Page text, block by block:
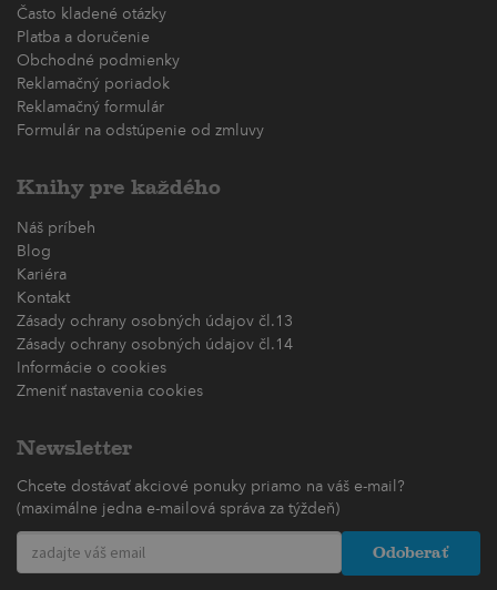
Často kladené otázky
Platba a doručenie
Obchodné podmienky
Reklamačný poriadok
Reklamačný formulár
Formulár na odstúpenie od zmluvy
Knihy pre každého
Náš príbeh
Blog
Kariéra
Kontakt
Zásady ochrany osobných údajov čl.13
Zásady ochrany osobných údajov čl.14
Informácie o cookies
Zmeniť nastavenia cookies
Newsletter
Chcete dostávať akciové ponuky priamo na váš e-mail?
(maximálne jedna e-mailová správa za týždeň)
Odoberať